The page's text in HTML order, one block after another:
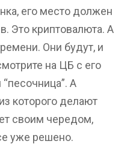
его место должен
Это криптовалюта. А
Они будут, и
на ЦБ с его
А
которого делают
своим чередом,
уже решено.